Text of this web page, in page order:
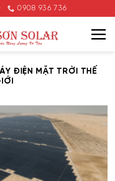
0908 936 736
ĐIỆN MẶT TRỜI THẾ